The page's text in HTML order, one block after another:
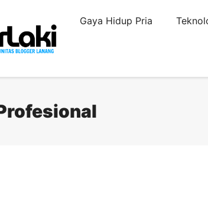
Gaya Hidup Pria